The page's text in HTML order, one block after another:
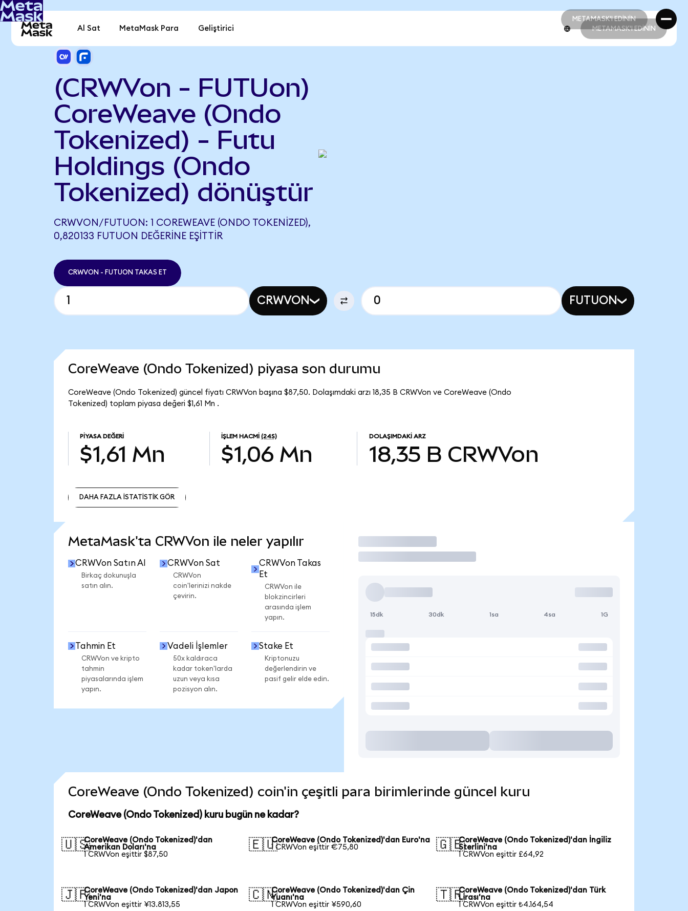
METAMASK'I EDİNİN
METAMASK'I EDİNİN
Al Sat MetaMask Para Geliştirici METAMASK'I EDİNİN
(CRWVon - FUTUon)
CoreWeave (Ondo
Tokenized) - Futu
Holdings (Ondo
Tokenized) dönüştür
CRWVON/FUTUON: 1 COREWEAVE (ONDO TOKENIZED),
0,820133 FUTUON DEĞERINE EŞITTIR
CRWVON - FUTUON TAKAS ET
CRWVON FUTUON
CoreWeave (Ondo Tokenized) piyasa son durumu
CoreWeave (Ondo Tokenized) güncel fiyatı CRWVon başına $87,50. Dolaşımdaki arzı 18,35 B CRWVon ve CoreWeave (Ondo
Tokenized) toplam piyasa değeri $1,61 Mn .
PIYASA DEĞERI
$1,61 Mn
İŞLEM HACMI (24S)
$1,06 Mn
DOLAŞIMDAKI ARZ
18,35 B CRWVon
DAHA FAZLA İSTATİSTİK GÖR
MetaMask'ta CRWVon ile neler yapılır
CRWVon Satın Al
Birkaç dokunuşla
satın alın.
CRWVon Sat
CRWVon
coin'lerinizi nakde
çevirin.
CRWVon Takas
Et
CRWVon ile
blokzincirleri
arasında işlem
yapın.
Tahmin Et
CRWVon ve kripto
tahmin
piyasalarında işlem
yapın.
Vadeli İşlemler
50x kaldıraca
kadar token'larda
uzun veya kısa
pozisyon alın.
Stake Et
Kriptonuzu
değerlendirin ve
pasif gelir elde edin.
İşlem Yap
15dk 30dk 1sa 4sa 1G
CoreWeave (Ondo Tokenized) coin'in çeşitli para birimlerinde güncel kuru
CoreWeave (Ondo Tokenized) kuru bugün ne kadar?
🇺🇸CoreWeave (Ondo Tokenized)'dan
Amerikan Doları'na
1 CRWVon eşittir $87,50
🇪🇺CoreWeave (Ondo Tokenized)'dan Euro'na
1 CRWVon eşittir €75,80
🇬🇧CoreWeave (Ondo Tokenized)'dan İngiliz
Sterlini'na
1 CRWVon eşittir £64,92
🇯🇵CoreWeave (Ondo Tokenized)'dan Japon
Yeni'na
1 CRWVon eşittir ¥13.813,55
🇨🇳CoreWeave (Ondo Tokenized)'dan Çin
Yuanı'na
1 CRWVon eşittir ¥590,60
🇹🇷CoreWeave (Ondo Tokenized)'dan Türk
Lirası'na
1 CRWVon eşittir ₺4.164,54